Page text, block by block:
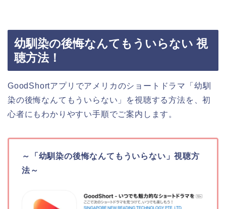
幼馴染の後悔なんてもういらない 視
聴方法！
GoodShortアプリでアメリカのショートドラマ「幼馴
染の後悔なんてもういらない」を視聴する方法を、初
心者にもわかりやすい手順でご案内します。
～「幼馴染の後悔なんてもういらない」視聴方
法～